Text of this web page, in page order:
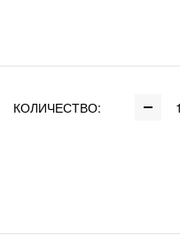
КОЛИЧЕСТВО: